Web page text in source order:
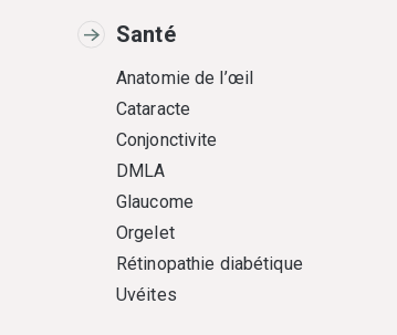
Santé
Anatomie de l’œil
Cataracte
Conjonctivite
DMLA
Glaucome
Orgelet
Rétinopathie diabétique
Uvéites